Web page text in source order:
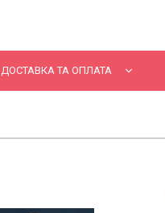
ДОСТАВКА ТА ОПЛАТА